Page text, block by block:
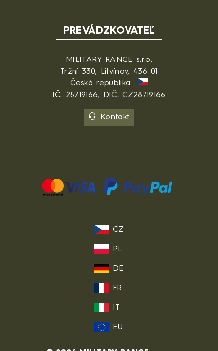
PREVÁDZKOVATEĽ
MILITARY RANGE s.r.o.
Tržní 330, Litvínov, 436 01
Česká republika
IČ: 28719166, DIČ: CZ28719166
Kontakt
CZ
PL
DE
FR
EU